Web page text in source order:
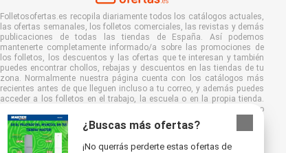
¿Buscas más ofertas?
¡No querrás perderte estas ofertas de
Folletosofertas.es recopila diariamente todos los catálogos actuales,
las ofertas semanales, los folletos comerciales, las revistas y demás
publicaciones de todas las tiendas de España. Así podemos
mantenerte completamente informado/a sobre las promociones de
los folletos, los descuentos y las ofertas que te interesan y también
puedes encontrar chollos, rebajas y descuentos en las tiendas de tu
zona. Normalmente nuestra página cuenta con los catálogos más
recientes antes de que lleguen incluso a tu correo, y además puedes
acceder a los folletos en el trabajo, la escuela o en la propia tienda.
Establece Folletosofertas.es como favorita para ahorrar mucho
tiempo y dinero. Es más, al leer los folletos de manera digital también
contribuyes a combatir el desperdicio de papel y ayudar al
medioambiente.